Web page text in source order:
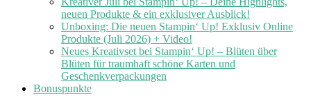
neuen Produkte & ein exklusiver Ausblick!
Unboxing: Die neuen Stampin‘ Up! Exklusiv Online
Produkte (Juli 2026) + Video!
Neues Kreativset bei Stampin‘ Up! – Blüten über
Blüten für traumhaft schöne Karten und
Geschenkverpackungen
Bonuspunkte